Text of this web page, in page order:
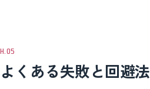
よくある失敗と回避法